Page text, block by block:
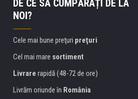
DE CE SĂ CUMPĂRAȚI DE LA
NOI?
Cele mai bune preţuri preţuri
Cel mai mare sortiment
Livrare rapidă (48-72 de ore)
Livrăm oriunde în România